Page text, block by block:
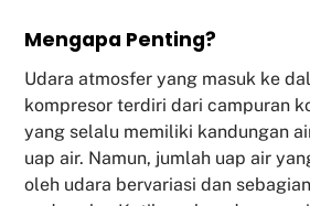
Mengapa Penting?
Udara atmosfer yang masuk ke
kompresor terdiri dari campuran
yang selalu memiliki kandungan
uap air. Namun, jumlah uap air
oleh udara bervariasi dan